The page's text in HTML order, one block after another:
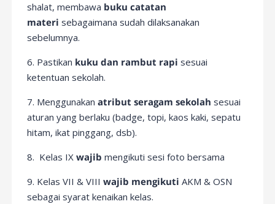
shalat, membawa buku catatan
materi sebagaimana sudah dilaksanakan
sebelumnya.
6. Pastikan kuku dan rambut rapi sesuai
ketentuan sekolah.
7. Menggunakanatribut seragam sekolah sesuai
aturan yang berlaku (badge, topi, kaos kaki, sepatu
hitam, ikat pinggang, dsb).
8. Kelas IXwajib mengikuti sesi foto bersama
9. Kelas VII & VIIIwajib mengikutiAKM & OSN
sebagai syarat kenaikan kelas.